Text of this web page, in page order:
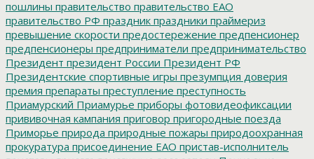
пошлины правительство правительство ЕАО
правительство РФ праздник праздники праймериз
превышение скорости предостережение предпенсионер
предпенсионеры предприниматели предпринимательство
Президент президент России Президент РФ
Президентские спортивные игры презумпция доверия
премия препараты преступление преступность
Приамурский Приамурье приборы фотовидеофиксации
прививочная кампания приговор пригородные поезда
Приморье природа природные пожары природоохранная
прокуратура присоединение ЕАО пристав-исполнитель